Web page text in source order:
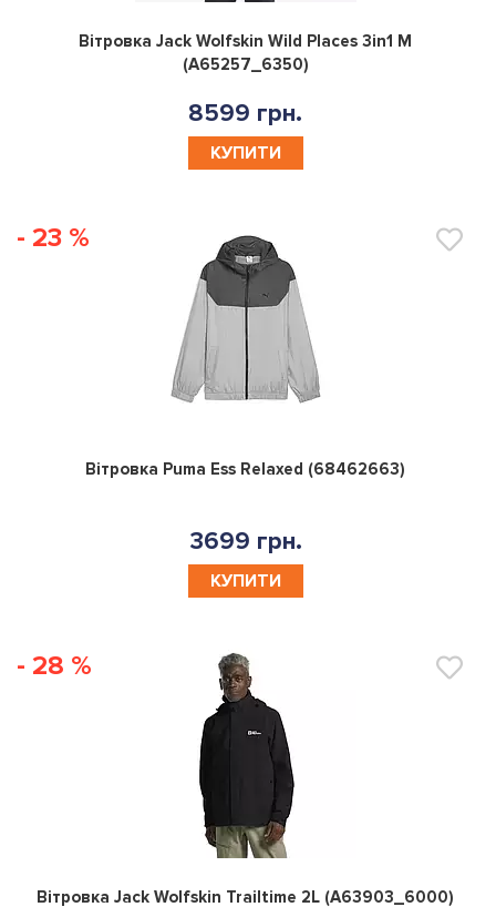
0
Вітровка Jack Wolfskin Wild Places 3in1 M
(A65257_6350)
8599 грн.
КУПИТИ
- 23 %
0
Вітровка Puma Ess Relaxed (68462663)
3699 грн.
КУПИТИ
- 28 %
0
Вітровка Jack Wolfskin Trailtime 2L (A63903_6000)